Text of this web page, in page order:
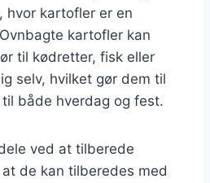
hvor kartofler er en
kartofler kan
til kødretter, fisk eller
selv, hvilket gør dem til
både hverdag og fest.
ved at tilberede
de kan tilberedes med